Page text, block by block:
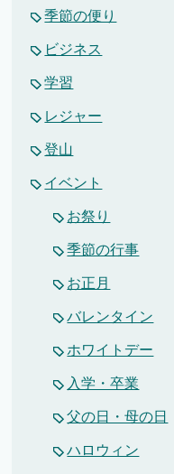
季節の便り
ビジネス
学習
レジャー
登山
イベント
お祭り
季節の行事
お正月
バレンタイン
ホワイトデー
入学・卒業
父の日・母の日
ハロウィン